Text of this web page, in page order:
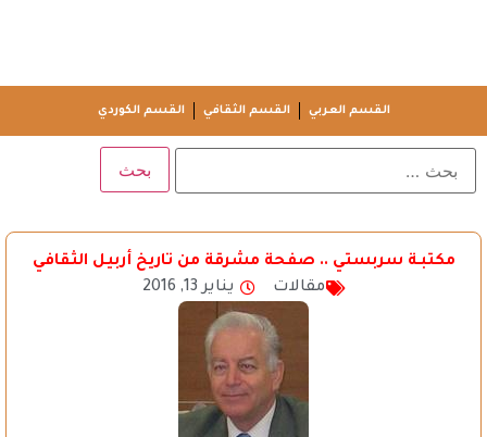
القسم العربي القسم الثقافي القسم الكوردي
مكتبـة سربستي .. صفحة مشرقة من تاريخ أربيل الثقافي
مقالات
يناير 13, 2016